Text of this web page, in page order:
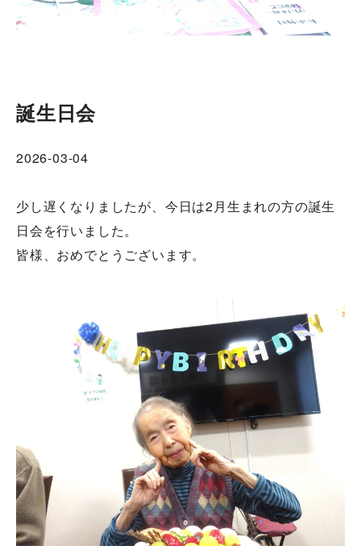
誕生日会
2026-03-04
少し遅くなりましたが、今日は2月生まれの方の誕生
日会を行いました。
皆様、おめでとうございます。